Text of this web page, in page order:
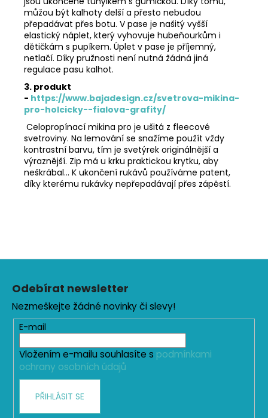
můžou být kalhoty delší a přesto nebudou
přepadávat přes botu. V pase je našitý vyšší
elastický náplet, který vyhovuje hubeňourkům i
dětičkám s pupíkem. Úplet v pase je příjemný,
netlačí. Díky pružnosti není nutná žádná jiná
regulace pasu kalhot.
3. produkt
- https://www.bajadesign.cz/svetrova-mikina-
pro-holcicky--fialova-grafity/
Celopropínací mikina pro je ušitá z fleecové
svetroviny. Na lemování se snažíme použít vždy
kontrastní barvu, tím je svetýrek originálnější a
výraznější. Zip má u krku praktickou krytku, aby
neškrábal... K ukončení rukávů používáme patent,
díky kterému rukávky nepřepadávají přes zápěstí.
Z
Odebírat newsletter
Nezmeškejte žádné novinky či slevy!
E-mail
Vložením e-mailu souhlasíte s podmínkami
ochrany osobních údajů
PŘIHLÁSIT SE